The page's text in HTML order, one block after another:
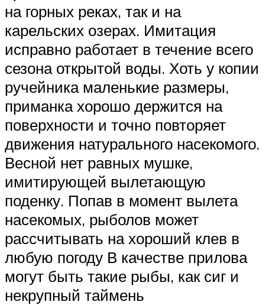
на горных реках, так и на
карельских озерах. Имитация
исправно работает в течение всего
сезона открытой воды. Хоть у копии
ручейника маленькие размеры,
приманка хорошо держится на
поверхности и точно повторяет
движения натурального насекомого.
Весной нет равных мушке,
имитирующей вылетающую
поденку. Попав в момент вылета
насекомых, рыболов может
рассчитывать на хороший клев в
любую погоду В качестве прилова
могут быть такие рыбы, как сиг и
некрупный таймень